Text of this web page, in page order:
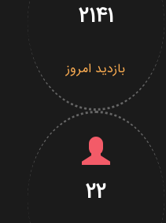
2141
بازدید امروز
22